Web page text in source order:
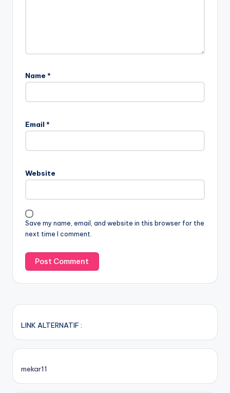
Name *
Email *
Website
Save my name, email, and website in this browser for the
next time I comment.
LINK ALTERNATIF :
mekar11